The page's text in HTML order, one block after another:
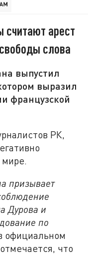
считают арест
слова
выпустил
выразил
французской
РК,
мире.
призывает
Дурова и
по
официальном
что